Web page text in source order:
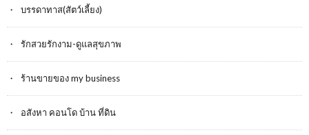
บรรดาทาส(สัตว์เลี้ยง)
รักสวยรักงาม-ดูแลสุขภาพ
ร้านขายของ my business
อสังหา คอนโด บ้าน ที่ดิน